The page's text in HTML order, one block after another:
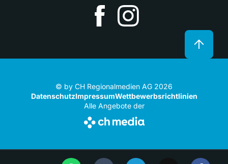
© by CH Regionalmedien AG 2026
DatenschutzImpressumWettbewerbsrichtlinien
Alle Angebote der